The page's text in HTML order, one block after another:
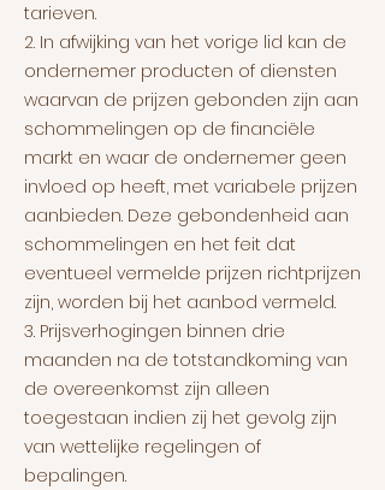
tarieven.
2. In afwijking van het vorige lid kan de
ondernemer producten of diensten
waarvan de prijzen gebonden zijn aan
schommelingen op de financiële
markt en waar de ondernemer geen
invloed op heeft, met variabele prijzen
aanbieden. Deze gebondenheid aan
schommelingen en het feit dat
eventueel vermelde prijzen richtprijzen
zijn, worden bij het aanbod vermeld.
3. Prijsverhogingen binnen drie
maanden na de totstandkoming van
de overeenkomst zijn alleen
toegestaan indien zij het gevolg zijn
van wettelijke regelingen of
bepalingen.